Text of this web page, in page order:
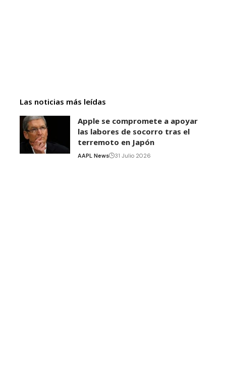
Las noticias más leídas
Apple se compromete a apoyar
las labores de socorro tras el
terremoto en Japón
AAPL News 31 Julio 2026